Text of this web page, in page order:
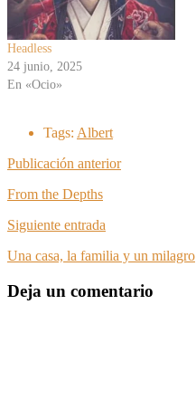
Headless
24 junio, 2025
En «Ocio»
Tags: Albert
Publicación anterior
From the Depths
Siguiente entrada
Una casa, la familia y un milagro
Deja un comentario